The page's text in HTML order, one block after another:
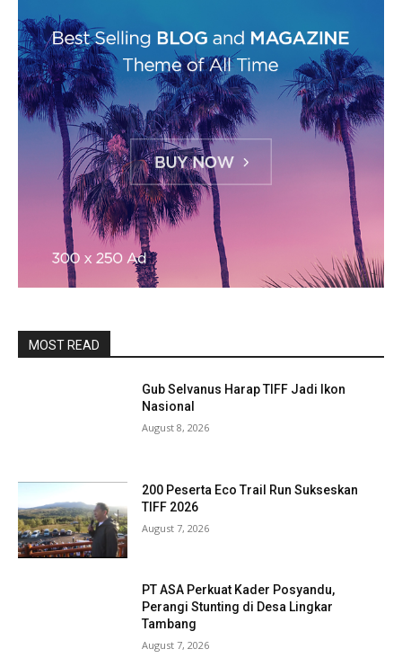
MOST READ
Gub Selvanus Harap TIFF Jadi Ikon
Nasional
August 8, 2026
200 Peserta Eco Trail Run Sukseskan
TIFF 2026
August 7, 2026
PT ASA Perkuat Kader Posyandu,
Perangi Stunting di Desa Lingkar
Tambang
August 7, 2026